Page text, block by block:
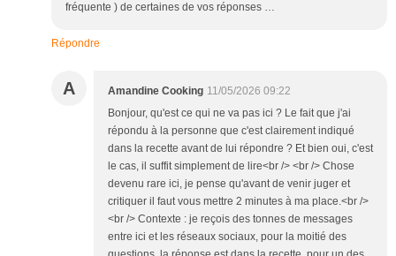
fréquente ) de certaines de vos réponses …
Répondre
A Amandine Cooking 11/05/2026 09:22
Bonjour, qu'est ce qui ne va pas ici ? Le fait que j'ai
répondu à la personne que c'est clairement indiqué
dans la recette avant de lui répondre ? Et bien oui, c'est
le cas, il suffit simplement de lire<br /> <br /> Chose
devenu rare ici, je pense qu'avant de venir juger et
critiquer il faut vous mettre 2 minutes à ma place.<br />
<br /> Contexte : je reçois des tonnes de messages
entre ici et les réseaux sociaux, pour la moitié des